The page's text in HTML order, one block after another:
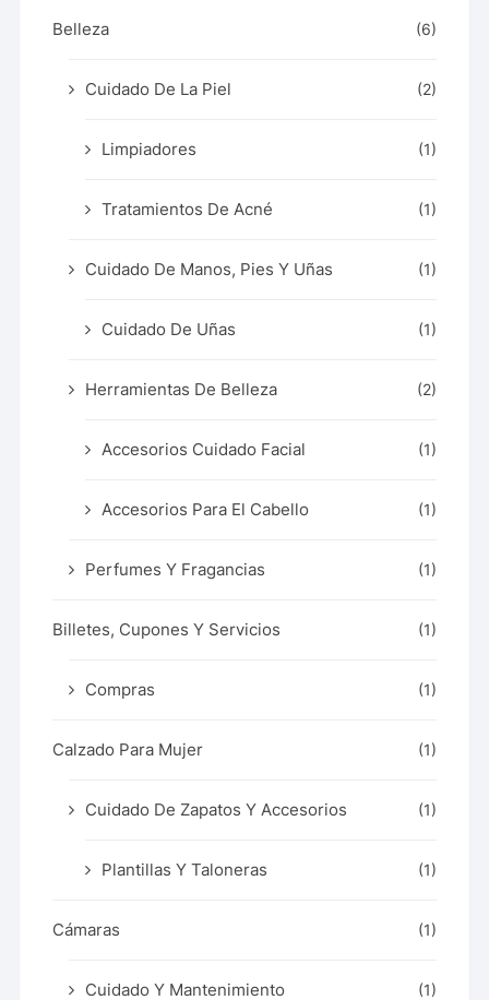
Belleza (6)
Cuidado De La Piel (2)
Limpiadores (1)
Tratamientos De Acné (1)
Cuidado De Manos, Pies Y Uñas (1)
Cuidado De Uñas (1)
Herramientas De Belleza (2)
Accesorios Cuidado Facial (1)
Accesorios Para El Cabello (1)
Perfumes Y Fragancias (1)
Billetes, Cupones Y Servicios (1)
Compras (1)
Calzado Para Mujer (1)
Cuidado De Zapatos Y Accesorios (1)
Plantillas Y Taloneras (1)
Cámaras (1)
Cuidado Y Mantenimiento (1)